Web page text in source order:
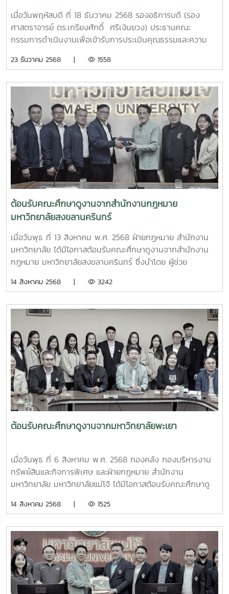
ระดับดียิ่งขึ้น
การประเมินประจำปีแนวทางการส่งเสริมการมีส่วนร่วมของ
บุคลากรในการประเมิน IITแนวทางการคัดเลือกกลุ่มเป้าหมายผู้
ตอบแบบประเมิน EITแนวทางการยกระดับคะแนน
มหาวิทยาลัย และแนวทางการแก้ไขจากการเข้าร่วมโครงการดัง
ความเชื่อมั่นเป็นอย่างยิ่งว่า การได้มีโอกาสแลกเปลี่ยนเรียนรู้แนว
ปฏิบัติที่ดี (best practiceจากมหาวิทยาลัยที่มีผลคะแนนการ
ประเมิน ITA ที่โดดเด่น จะก่อให้เกิดประโยชน์อย่างยิ่งต่อมหา
วิทยาลัยแม่โจ้ ในการเตรียมความพร้อมเข้ารับการประเมิน
คุณธรรมและความโปร่งใสในการดำเนินงานของหน่วยงานภาครัฐ
(ITA) ประจำปีงบประมาณ พ.ศ. 2569 รวมถึงการวางแผนยก
ระดับค่าคะแนนการประเมินฯ นอกจากนั้น ยังจะได้นำแนวทางการ
ขับเคลื่อนแผนงานของมหาวิทยาลัยวลัยลักษณ์ที่ได้แลกเปลี่ยน
เรียนรู้ร่วมกันมาใช้เป็นแนวทางในการกำหนดแผนปฏิบัติการ
ป้องกันการทุจริตของมหาวิทยาลัยแม่โจ้ให้มีประสิทธิภาพและ
ประสิทธิผลอีกด้วย
เมื่อวันพฤหัสบดี ที่ 18 ธันวาคม 2568 รองอธิการบดี (รอง
ศาสตราจารย์ ดร.เกรียงศักดิ์ ศรีเงินยวง) ประธานคณะ
กรรมการดำเนินงานเพื่อเข้ารับการประเมินคุณธรรมและความ
มหาวิทยาลัยแม่โจ้ พร้อมด้วยฝ่ายกฎหมาย สำนักงาน
เดินทางเข้าพบปะเพื่อแลกเปลี่ยนเรียนรู้การดำเนินงาน ITA ร่วม
กับมหาวิทยาลัยสงขลานครินทร์ ณ มหาวิทยาลัยสงขลานครินทร์
จังหวัดสงขลาน ในการนี้ สำนักงานกฎหมาย นำโดย ผู้ช่วย
ศาสตราจารย์ ดร.จุมพล ชื่นจิตต์ศิริ รองอธิการบดีฝ่ายกฎหมาย
และบริการวิชาการ ผู้ช่วยศาสตราจารย์มงคล มาลยารม และ
นายกิตติ บริสุทธิ์ ผู้อำนวยการสำนักกฎหมาย มหาวิทยาลัย
สงขลานครินทร์ ได้ให้เกียรติต้อนรับคณะศึกษาดูงานจาก
มหาวิทยาลัยแม่โจ้ และกรุณาให้ข้อมูลที่เป็นประโยชน์ต่อการกับ
เคลื่อนแผนการดำเนินงาน ITA ของมหาวิทยาลัยแม่โจ้ภายใต้
หัวข้อดังต่อไปนี้โครงสร้างการดำเนินงานขับเคลื่อนโครงการ
ITAของมหาวิทยาลัย กลไกการกำกับการดำเนินงานของหน่วย
งานขับเคลื่อนโครงการ ITAของมหาวิทยาลัย ให้เป็นไปตามเกณฑ์
การประเมินประจำปีแนวทางการส่งเสริมการมีส่วนร่วมของ
บุคลากรในการประเมิน IITแนวทางการคัดเลือกกลุ่มเป้าหมายผู้
ตอบแบบประเมิน EITแนวทางการยกระดับคะแนน
มหาวิทยาลัย และแนวทางการแก้ไขจากการเข้าร่วมโครงการดัง
ความเชื่อมั่นเป็นอย่างยิ่งว่า การได้มีโอกาสแลกเปลี่ยนเรียนรู้แนว
ปฏิบัติที่ดี(best practiceจากมหาวิทยาลัยที่มีผลคะแนนการ
ประเมิน ITA ที่โดดเด่น จะก่อให้เกิดประโยชน์อย่างยิ่งต่อมหา
วิทยาลัยแม่โจ้ ในการเตรียมความพร้อมเข้ารับการประเมิน
คุณธรรมและความโปร่งใสในการดำเนินงานของหน่วยงานภาครัฐ
(ITA) ประจำปีงบประมาณ พ.ศ. 2569รวมถึงการวางแผนยก
ระดับค่าคะแนนการประเมินฯ นอกจากนั้น ยังจะได้นำแนวทางการ
ขับเคลื่อนแผนงานของมหาวิทยาลัยสงขลานครินทร์ที่ได้แลก
เปลี่ยนเรียนรู้ร่วมกันมาใช้เป็นแนวทางในการกำหนดแผนปฏิบัติ
การป้องกันการทุจริตของมหาวิทยาลัยแม่โจ้ให้มีประสิทธิภาพและ
ประสิทธิผลอีกด้วย
23 ธันวาคม 2568 | 1558
ต้อนรับคณะศึกษาดูงานจากสำนักงานกฎหมาย
มหาวิทยาลัยสงขลานครินทร์
เมื่อวันพุธ ที่ 13 สิงหาคม พ.ศ. 2568 ฝ่ายกฎหมาย สำนักงาน
มหาวิทยาลัย ได้มีโอกาสต้อนรับคณะศึกษาดูงานจากสำนักงาน
กฎหมาย มหาวิทยาลัยสงขลานครินทร์ ซึ่งนำโดย ผู้ช่วย
กฎหมาย และนายกิตติ บริสุทธิ์ ผู้อำนวยการสำนักงานกฎหมาย
ในส่วนของมหาวิทยาลัยแม่โจ้ ได้รับเกียรติจาก รองศาสตราจารย์
ดร.เกรียงศักดิ์ ศรีเงินยวง รองอธิการบดี มหาวิทยาลัยแม่โจ้
กล่าวต้อนรับคณะศึกษาดูงาน หลังจากนั้น นายเสริมศักดิ์ ไชยทา
นิติกรชำนาญการพิเศษ รักษาการในตำแหน่งหัวหน้าฝ่ายกฎหมาย
พร้อมด้วยบุคลากรในสังกัด รวมทั้งสิ้น 7 คน ได้นำเสนอภาพ
รวมโครงสร้างการบริหารงานของฝ่ายกฎหมาย มหาวิทยาลัยแม่
โจ้ และทั้งสองหน่วยงานได้ร่วมกันแลกเปลี่ยนเรียนรู้ประสบการณ์
การทำงานด้านกฎหมายในสถาบันอุดมศึกษาตามพันธกิจของ
หน่วยงาน ไม่ว่าจะเป็นงานด้านนิติกรรมสัญญา งานคดีและสิทธิ
ประโยชน์ งานสอบสวนทางวินัยและจรรยาบรรณ ตลอดจน
แนวทางการบริหารพัฒนาระบบงานกฎหมายอิเล็กทรอนิกส์ ซึ่ง
ในการทำงานที่แลกเปลี่ยนกันนั้น ไปต่อยอดพัฒนางานในหน้าที่
ให้มีประสิทธิภาพต่อไป
14 สิงหาคม 2568 | 3242
ต้อนรับคณะศึกษาดูงานจากมหาวิทยาลัยพะเยา
เมื่อวันพุธ ที่ 6 สิงหาคม พ.ศ. 2568 กองคลัง กองบริหารงาน
ทรัพย์สินและกิจการพิเศษ และฝ่ายกฎหมาย สำนักงาน
มหาวิทยาลัย มหาวิทยาลัยแม่โจ้ ได้มีโอกาสต้อนรับคณะศึกษาดู
พะเยา รวมทั้งสิ้น 30 คน ในส่วนของมหาวิทยาลัยแม่โจ้ ได้รับ
อธิการบดี มหาวิทยาลัยแม่โจ้ กล่าวต้อนรับคณะศึกษาดูงาน หลัง
จากนั้น ทั้งสองหน่วยงานได้มีโอกาสแลกเปลี่ยนเรียนรู้แนวทาง
การดำเนินงาน โดยเฉพาะในประเด็นเรื่องแนวปฏิบัติเกี่ยวกับ
การนำเทคโนโลยีสารสนเทศมาใช้ในการปฏิบัติงานด้านการเงิน
และการคลัง แนวทางการใช้กฎหมายที่ถูกต้อง เพื่อช่วยเพิ่ม
14 สิงหาคม 2568 | 1525